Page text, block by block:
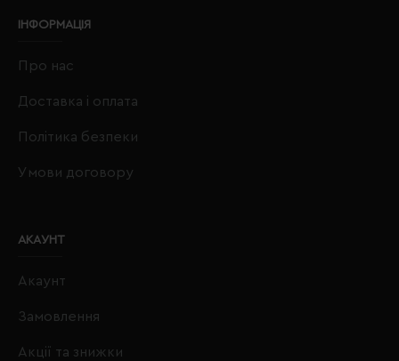
ІНФОРМАЦІЯ
Про нас
Доставка і оплата
Політика безпеки
Умови договору
АКАУНТ
Акаунт
Замовлення
Акції та знижки